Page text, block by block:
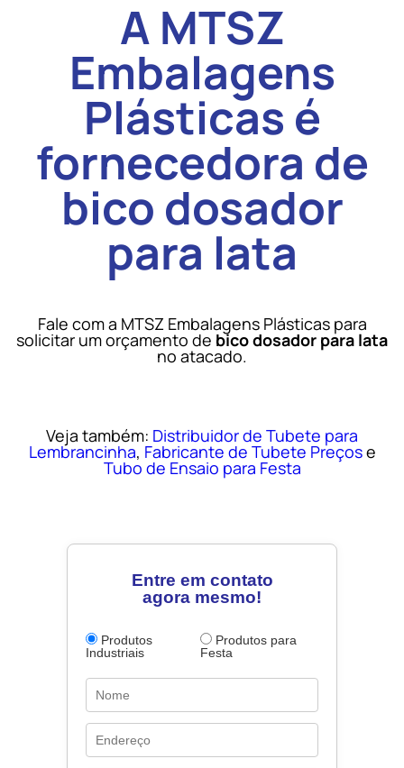
A MTSZ
Embalagens
Plásticas é
fornecedora de
bico dosador
para lata
Fale com a MTSZ Embalagens Plásticas para
solicitar um orçamento de bico dosador para lata
no atacado.
Veja também: Distribuidor de Tubete para
Lembrancinha, Fabricante de Tubete Preçose
Tubo de Ensaio para Festa
Entre em contato
agora mesmo!
Produtos
Industriais
Produtos para
Festa